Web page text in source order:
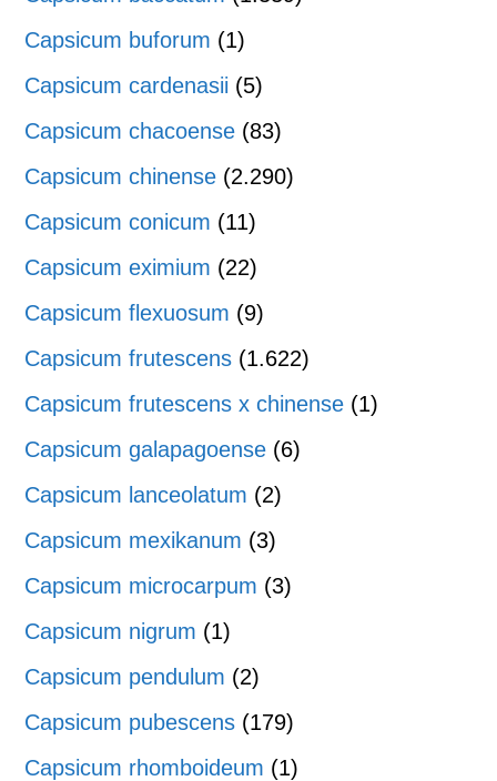
Capsicum buforum (1)
Capsicum cardenasii (5)
Capsicum chacoense (83)
Capsicum chinense (2.290)
Capsicum conicum (11)
Capsicum eximium (22)
Capsicum flexuosum (9)
Capsicum frutescens (1.622)
Capsicum frutescens x chinense (1)
Capsicum galapagoense (6)
Capsicum lanceolatum (2)
Capsicum mexikanum (3)
Capsicum microcarpum (3)
Capsicum nigrum (1)
Capsicum pendulum (2)
Capsicum pubescens (179)
Capsicum rhomboideum (1)